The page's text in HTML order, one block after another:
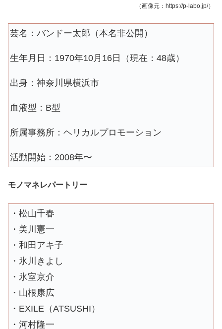
（画像元：https://p-labo.jp/）
芸名：バンドー太郎（本名非公開）
生年月日：1970年10月16日（現在：48歳）
出身：神奈川県横浜市
血液型：B型
所属事務所：ヘリカルプロモーション
活動開始：2008年〜
モノマネレパートリー
・松山千春
・美川憲一
・和田アキ子
・氷川きよし
・氷室京介
・山根康広
・EXILE（ATSUSHI）
・河村隆一